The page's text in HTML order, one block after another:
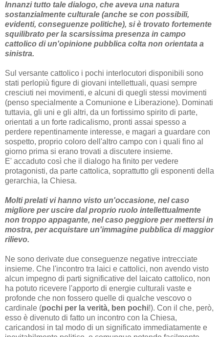
Innanzi tutto tale dialogo, che aveva una natura
sostanzialmente culturale (anche se con possibili,
evidenti, conseguenze politiche), si è trovato fortemente
squilibrato per la scarsissima presenza in campo
cattolico di un'opinione pubblica colta non orientata a
sinistra.
Sul versante cattolico i pochi interlocutori disponibili sono
stati perlopiù figure di giovani intellettuali, quasi sempre
cresciuti nei movimenti, e alcuni di quegli stessi movimenti
(penso specialmente a Comunione e Liberazione). Dominati
tuttavia, gli uni e gli altri, da un fortissimo spirito di parte,
orientati a un forte radicalismo, pronti assai spesso a
perdere repentinamente interesse, e magari a guardare con
sospetto, proprio coloro dell'altro campo con i quali fino al
giorno prima si erano trovati a discutere insieme.
E' accaduto così che il dialogo ha finito per vedere
protagonisti, da parte cattolica, soprattutto gli esponenti della
gerarchia, la Chiesa.
Molti prelati vi hanno visto un'occasione, nel caso
migliore per uscire dal proprio ruolo intellettualmente
non troppo appagante, nel caso peggiore per mettersi in
mostra, per acquistare un'immagine pubblica di maggior
rilievo.
Ne sono derivate due conseguenze negative intrecciate
insieme. Che l'incontro tra laici e cattolici, non avendo visto
alcun impegno di parti significative del laicato cattolico, non
ha potuto ricevere l'apporto di energie culturali vaste e
profonde che non fossero quelle di qualche vescovo o
cardinale (pochi per la verità, ben pochi!). Con il che, però,
esso è divenuto di fatto un incontro con la Chiesa,
caricandosi in tal modo di un significato immediatamente e